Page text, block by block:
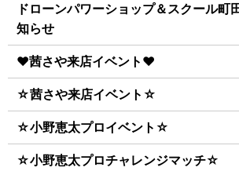
ドローンパワーショップ＆スクール
知らせ
♥茜さや来店イベント♥
☆茜さや来店イベント☆
☆小野恵太プロイベント☆
☆小野恵太プロチャレンジマッチ☆